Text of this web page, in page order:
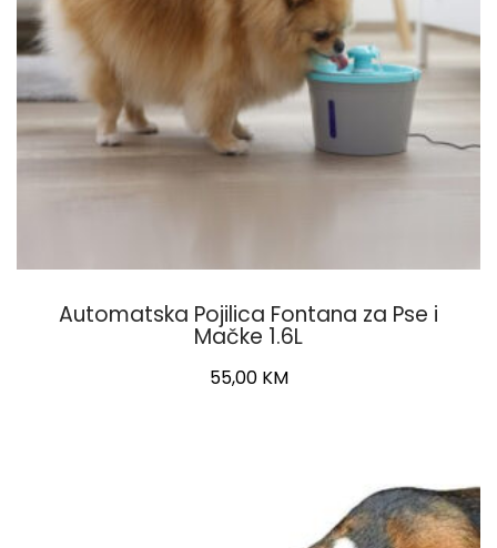
Automatska Pojilica Fontana za Pse i
Mačke 1.6L
55,00 KM